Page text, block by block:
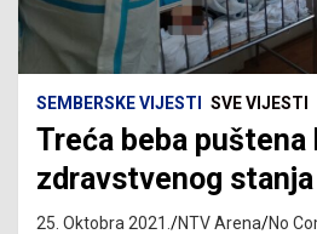
SEMBERSKE VIJESTI SVE VIJESTI
Treća beba puštena
zdravstvenog stanja
25. Oktobra 2021. NTV Arena No